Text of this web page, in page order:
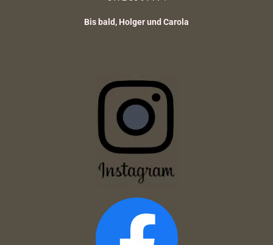
Bis bald, Holger und Carola